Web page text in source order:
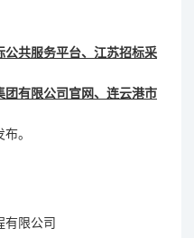
公共服务平台、江苏招标采
团有限公司官网、连云港市
布。
限公司